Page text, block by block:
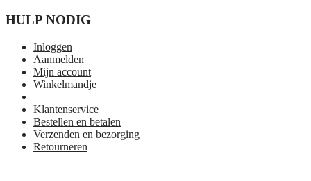
HULP NODIG
Inloggen
Aanmelden
Mijn account
Winkelmandje
Klantenservice
Bestellen en betalen
Verzenden en bezorging
Retourneren